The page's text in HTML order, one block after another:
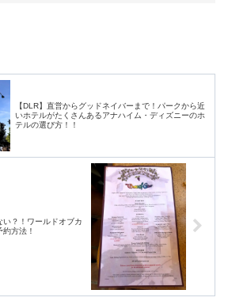
【DLR】直営からグッドネイバーまで！パークから近
いホテルがたくさんあるアナハイム・ディズニーのホ
テルの選び方！！
い？！ワールドオブカ
方法！